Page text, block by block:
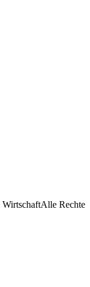
WirtschaftAlle Rechte